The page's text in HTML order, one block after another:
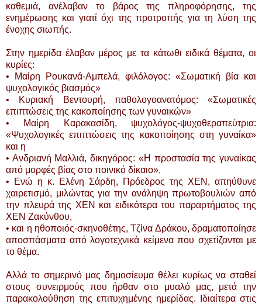
καθεμιά, ανέλαβαν το βάρος της πληροφόρησης, της
ενημέρωσης και γιατί όχι της προτροπής για τη λύση της
ένοχης σιωπής.
Στην ημερίδα έλαβαν μέρος με τα κάτωθι ειδικά θέματα, οι
κυρίες:
• Μαίρη Ρουκανά-Αμπελά, φιλόλογος: «Σωματική βία και
ψυχολογικός βιασμός»
• Κυριακή Βεντουρή, παθολογοανατόμος: «Σωματικές
επιπτώσεις της κακοποίησης των γυναικών»
• Μαίρη Καρακασίδη, ψυχολόγος-ψυχοθεραπεύτρια:
«Ψυχολογικές επιπτώσεις της κακοποίησης στη γυναίκα»
και η
• Ανδριανή Μαλλιά, δικηγόρος: «Η προστασία της γυναίκας
από μορφές βίας στο ποινικό δίκαιο»,
• Ενώ η κ. Ελένη Σάρδη, Πρόεδρος της ΧΕΝ, απηύθυνε
χαιρετισμό, μιλώντας για την ανάληψη πρωτοβουλιών από
την πλευρά της ΧΕΝ και ειδικότερα του παραρτήματος της
ΧΕΝ Ζακύνθου,
• και η ηθοποιός-σκηνοθέτης, Τζίνα Δράκου, δραματοποίησε
αποσπάσματα από λογοτεχνικά κείμενα που σχετίζονται με
το θέμα.
Αλλά το σημερινό μας δημοσίευμα θέλει κυρίως να σταθεί
στους συνειρμούς που ήρθαν στο μυαλό μας, μετά την
παρακολούθηση της επιτυχημένης ημερίδας. Ιδιαίτερα στις